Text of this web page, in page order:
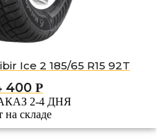
Ice 2 185/65 R15 92T
400 Р
2-4 ДНЯ
на складе